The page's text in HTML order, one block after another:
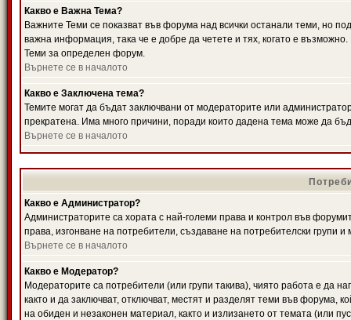
Какво е Важна Тема?
Важните Теми се показват във форума над всички останали теми,
важна информация, така че е добре да четете и тях, когато е
Теми за определен форум.
Върнете се в началото
Какво е Заключена тема?
Темите могат да бъдат заключвани от модераторите или
прекратена. Има много причини, поради които дадена тема може да
Върнете се в началото
Какво е Администратор?
Администраторите са хората с най-големи права и контрол във
права, изгонване на потребители, създаване на потребителски групи
Върнете се в началото
Какво е Модератор?
Модераторите са потребители (или групи такива), чиято работа е да
както и да заключват, отключват, местят и разделят теми във форума,
на обиден и незаконен материал, както и излизането от темата (или